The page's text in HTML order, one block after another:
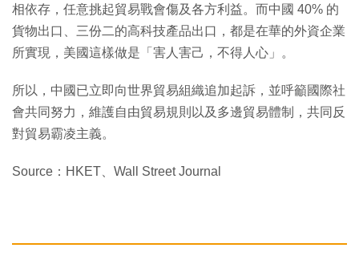
相依存，任意挑起貿易戰會傷及各方利益。而中國 40% 的
貨物出口、三份二的高科技產品出口，都是在華的外資企業
所實現，美國這樣做是「害人害己，不得人心」。
所以，中國已立即向世界貿易組織追加起訴，並呼籲國際社
會共同努力，維護自由貿易規則以及多邊貿易體制，共同反
對貿易霸凌主義。
Source：HKET、Wall Street Journal